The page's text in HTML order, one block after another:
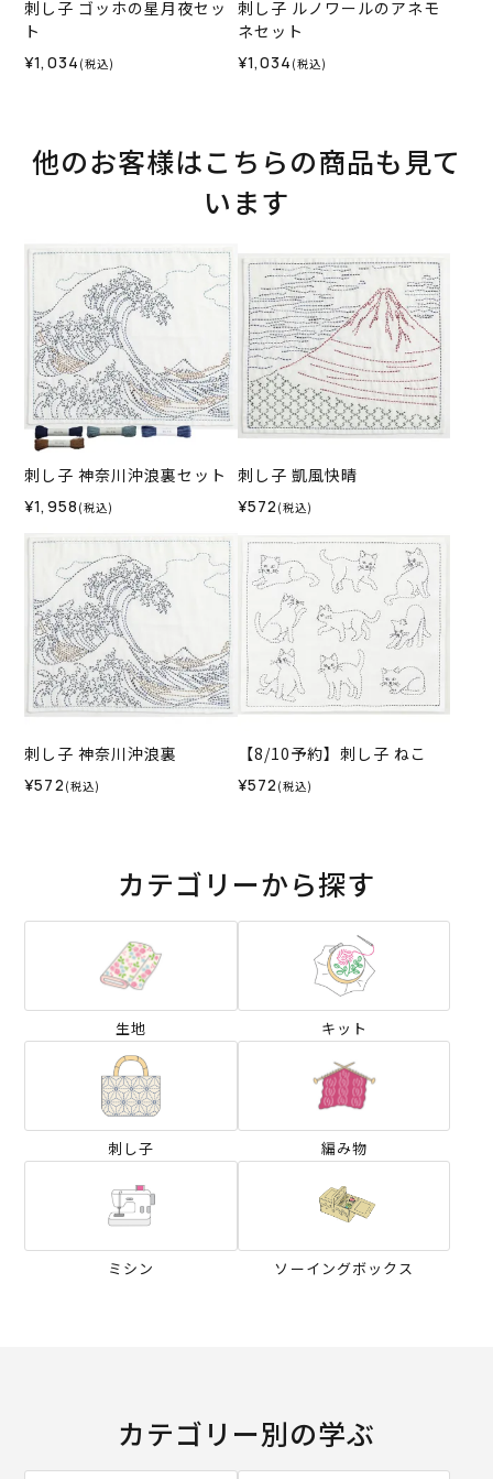
刺し子 ゴッホの星月夜セッ
ト
¥1,034 (税込)
刺し子 ルノワールのアネモ
ネセット
¥1,034 (税込)
他のお客様はこちらの商品も見て
います
刺し子 神奈川沖浪裏セット
¥1,958 (税込)
刺し子 凱風快晴
¥572 (税込)
刺し子 神奈川沖浪裏
¥572 (税込)
【8/10予約】刺し子 ねこ
¥572 (税込)
カテゴリーから探す
生地 キット
刺し子 編み物
ミシン ソーイングボックス
カテゴリー別の学ぶ